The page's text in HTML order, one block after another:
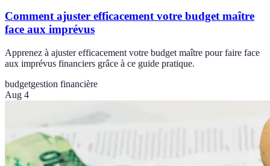
Comment ajuster efficacement votre budget maître
face aux imprévus
Apprenez à ajuster efficacement votre budget maître pour faire face
aux imprévus financiers grâce à ce guide pratique.
budgetgestion financière
Aug 4